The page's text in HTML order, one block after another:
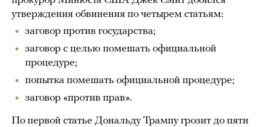
утверждения обвинения по четырем статьям:
заговор против государства;
заговор с целью помешать официальной
процедуре;
попытка помешать официальной процедуре;
заговор «против прав».
По первой статье Дональду Трампу грозит до пяти